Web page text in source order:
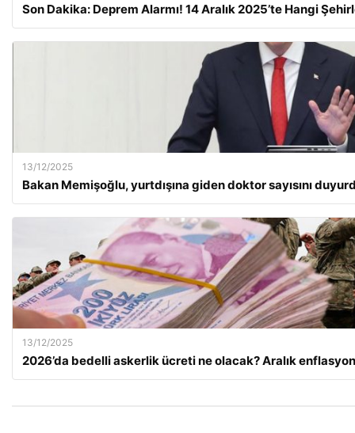
Son Dakika: Deprem Alarmı! 14 Aralık 2025’te Hangi
13/12/2025
Bakan Memişoğlu, yurtdışına giden doktor sayısını
13/12/2025
2026’da bedelli askerlik ücreti ne olacak? Aralık